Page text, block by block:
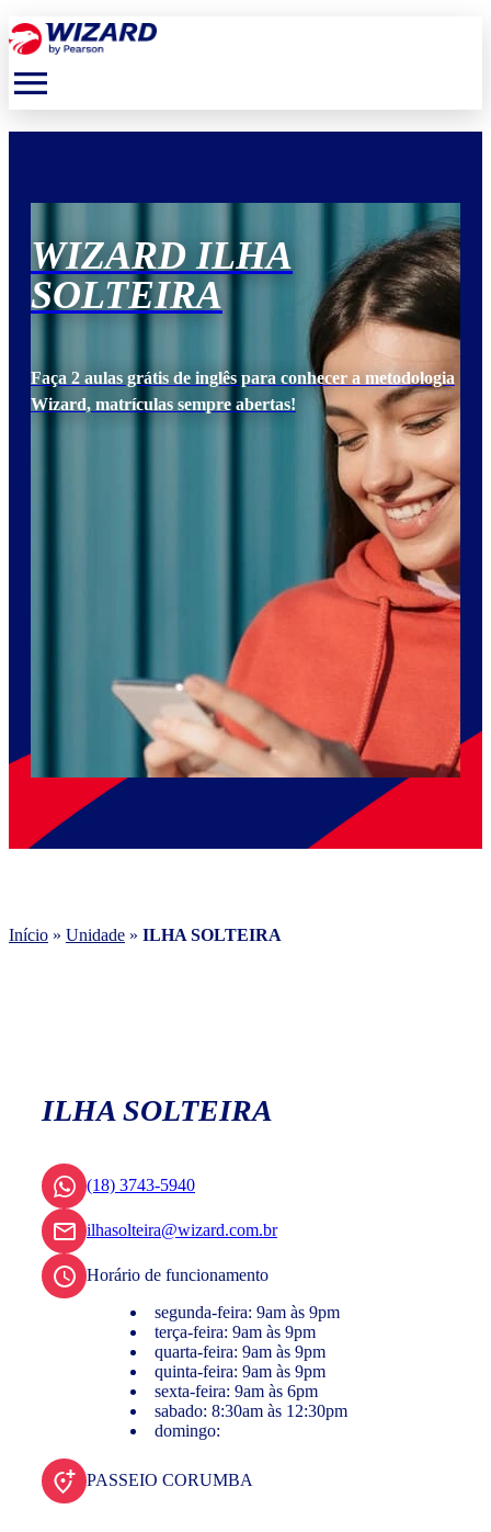
menu
WIZARD ILHA
SOLTEIRA
Faça 2 aulas grátis de inglês para conhecer a metodologia
Wizard, matrículas sempre abertas!
Início » Unidade » ILHA SOLTEIRA
ILHA SOLTEIRA
(18) 3743-5940
ilhasolteira@wizard.com.br
Horário de funcionamento
segunda-feira: 9am às 9pm
terça-feira: 9am às 9pm
quarta-feira: 9am às 9pm
quinta-feira: 9am às 9pm
sexta-feira: 9am às 6pm
sabado: 8:30am às 12:30pm
domingo:
PASSEIO CORUMBA